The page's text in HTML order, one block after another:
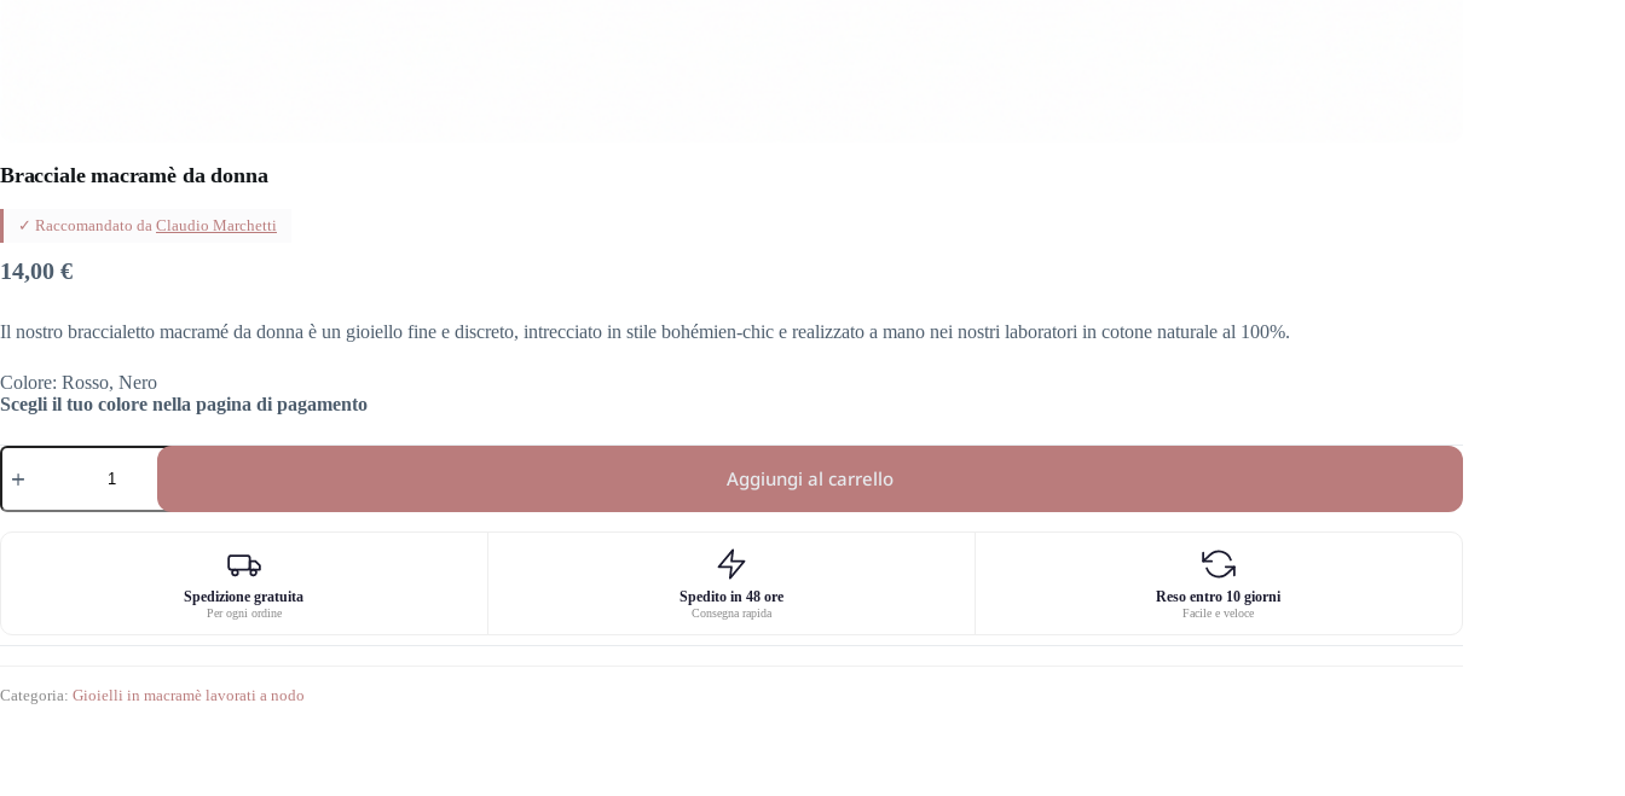
Bracciale macramè da donna
✓ Raccomandato da Claudio Marchetti
14,00 €
Il nostro braccialetto macramé da donna è un gioiello fine e discreto, intrecciato in stile bohémien-chic e realizzato a mano nei nostri laboratori in cotone naturale al 100%.
Colore: Rosso, Nero
Scegli il tuo colore nella pagina di pagamento
Bracciale
macramè
donna
Aggiungi al carrello
Spedizione gratuita
Per ogni ordine
Spedito in 48 ore
Consegna rapida
Reso entro 10 giorni
Facile e veloce
Categoria: Gioielli in macramè lavorati a nodo